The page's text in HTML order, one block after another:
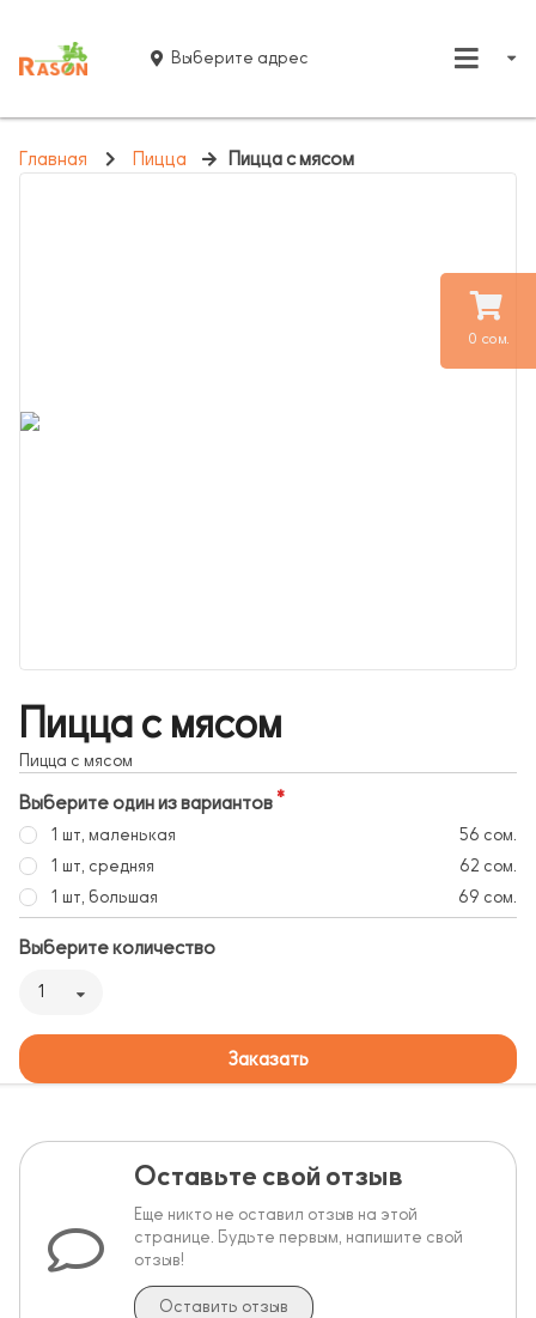
0 сом.
Выберите адрес
Главная Пицца Пицца с мясом
Пицца с мясом
Пицца с мясом
Выберите один из вариантов
1 шт, маленькая
56 сом.
1 шт, средняя
62 сом.
1 шт, большая
69 сом.
Выберите количество
1
Заказать
Оставьте свой отзыв
Еще никто не оставил отзыв на этой
странице. Будьте первым, напишите свой
отзыв!
Оставить отзыв